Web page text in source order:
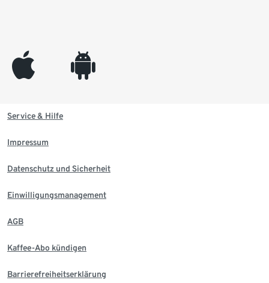
appleinc android
Service & Hilfe
Impressum
Datenschutz und Sicherheit
Einwilligungsmanagement
AGB
Kaffee-Abo kündigen
Barrierefreiheitserklärung